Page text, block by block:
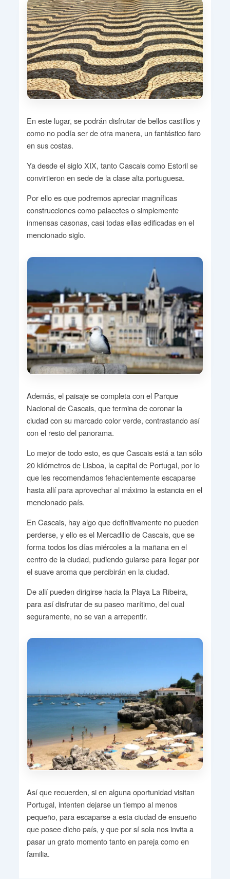
En este lugar, se podrán disfrutar de bellos castillos y
como no podía ser de otra manera, un fantástico faro
en sus costas.
Ya desde el siglo XIX, tanto Cascais como Estoril se
convirtieron en sede de la clase alta portuguesa.
Por ello es que podremos apreciar magníficas
construcciones como palacetes o simplemente
inmensas casonas, casi todas ellas edificadas en el
mencionado siglo.
Además, el paisaje se completa con el Parque
Nacional de Cascais, que termina de coronar la
ciudad con su marcado color verde, contrastando así
con el resto del panorama.
Lo mejor de todo esto, es que Cascais está a tan sólo
20 kilómetros de Lisboa, la capital de Portugal, por lo
que les recomendamos fehacientemente escaparse
hasta allí para aprovechar al máximo la estancia en el
mencionado país.
En Cascais, hay algo que definitivamente no pueden
perderse, y ello es el Mercadillo de Cascais, que se
forma todos los días miércoles a la mañana en el
centro de la ciudad, pudiendo guiarse para llegar por
el suave aroma que percibirán en la ciudad.
De allí pueden dirigirse hacia la Playa La Ribeira,
para así disfrutar de su paseo marítimo, del cual
seguramente, no se van a arrepentir.
Así que recuerden, si en alguna oportunidad visitan
Portugal, intenten dejarse un tiempo al menos
pequeño, para escaparse a esta ciudad de ensueño
que posee dicho país, y que por sí sola nos invita a
pasar un grato momento tanto en pareja como en
familia.